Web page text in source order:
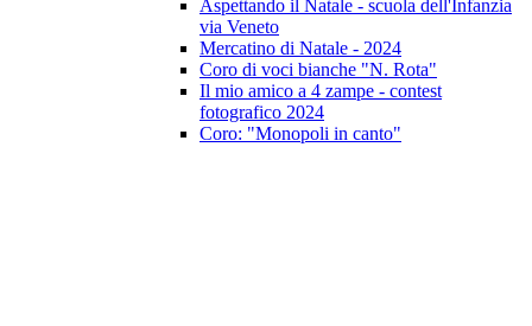
Aspettando il Natale - scuola dell'Infanzia
via Veneto
Mercatino di Natale - 2024
Coro di voci bianche "N. Rota"
Il mio amico a 4 zampe - contest
fotografico 2024
Coro: "Monopoli in canto"